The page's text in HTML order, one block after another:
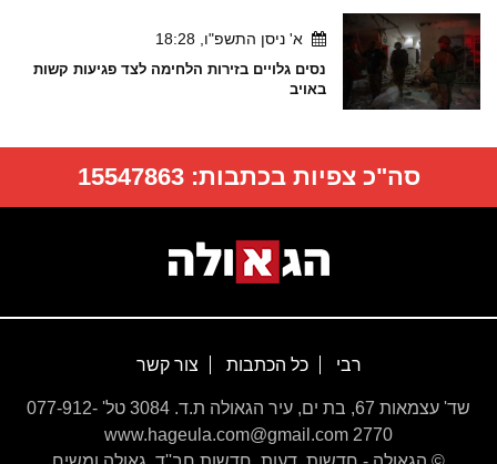
א' ניסן התשפ"ו, 18:28
נסים גלויים בזירות הלחימה לצד פגיעות קשות
באויב
סה"כ צפיות בכתבות:15547863
רבי כל הכתבות צור קשר
שד' עצמאות 67, בת ים, עיר הגאולה ת.ד. 3084 טל' 077-912-
2770 www.hageula.com@gmail.com